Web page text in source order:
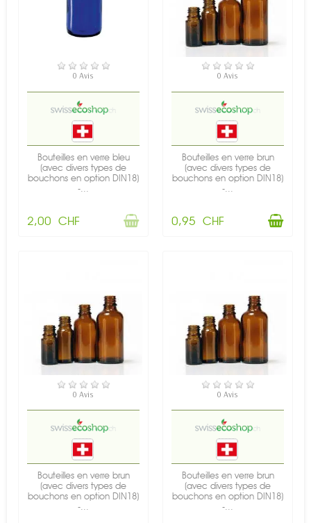
RUPTURE DE STOCK
0 Avis
Bouteilles en verre bleu
(avec divers types de
bouchons en option DIN18)
-...
2,00 CHF
EN STOCK
0 Avis
Bouteilles en verre brun
(avec divers types de
bouchons en option DIN18)
-...
0,95 CHF
EN STOCK
0 Avis
Bouteilles en verre brun
(avec divers types de
bouchons en option DIN18)
-...
EN STOCK
0 Avis
Bouteilles en verre brun
(avec divers types de
bouchons en option DIN18)
-...